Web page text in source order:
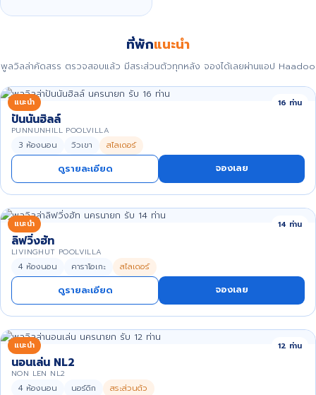
ที่พักแนะนำ
พูลวิลล่าคัดสรร ตรวจสอบแล้ว มีสระส่วนตัวทุกหลัง จองได้เลยผ่านแอป Haadoo
แนะนำ 16 ท่าน
ปันนันฮิลล์
PUNNUNHILL POOLVILLA
3 ห้องนอน วิวเขา สไลเดอร์
ดูรายละเอียด จองเลย
แนะนำ 14 ท่าน
ลิฟวิ่งฮัท
LIVINGHUT POOLVILLA
4 ห้องนอน คาราโอเกะ สไลเดอร์
ดูรายละเอียด จองเลย
แนะนำ 12 ท่าน
นอนเล่น NL2
NON LEN NL2
4 ห้องนอน นอร์ดิก สระส่วนตัว